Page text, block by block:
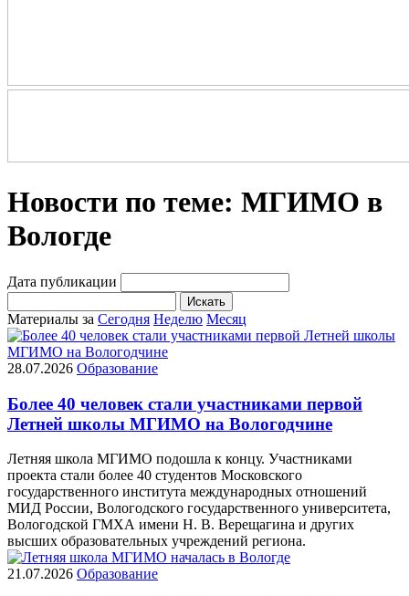
Новости по теме: МГИМО в
Вологде
Дата публикации
Искать
Материалы за Сегодня Неделю Месяц
28.07.2026 Образование
Более 40 человек стали участниками первой
Летней школы МГИМО на Вологодчине
Летняя школа МГИМО подошла к концу. Участниками
проекта стали более 40 студентов Московского
государственного института международных отношений
МИД России, Вологодского государственного университета,
Вологодской ГМХА имени Н. В. Верещагина и других
высших образовательных учреждений региона.
21.07.2026 Образование